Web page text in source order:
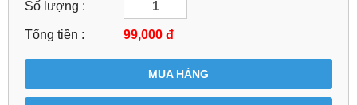
Số lượng :
Tổng tiền : 99,000 đ
MUA HÀNG